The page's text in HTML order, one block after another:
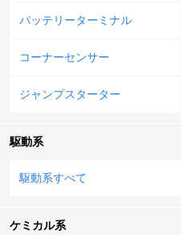
バッテリーターミナル
コーナーセンサー
ジャンプスターター
駆動系
駆動系すべて
ケミカル系